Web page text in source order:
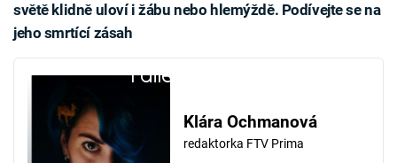
světě klidně uloví i žábu nebo hlemýždě. Podívejte se na
jeho smrtící zásah
Failed to fetch
Klára Ochmanová
redaktorka FTV Prima